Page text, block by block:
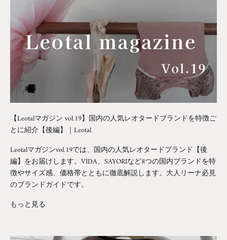
【Leotalマガジン vol.19】国内の人気レオタードブランドを特徴ご
とに紹介【後編】｜Leotal
Leotalマガジンvol.19では、国内の人気レオタードブランド【後
編】をお届けします。VIDA、SAYORIなど8つの国内ブランドを特
徴やサイズ感、価格帯とともに徹底解説します。大人リーナ必見
のブランドガイドです。
もっと見る